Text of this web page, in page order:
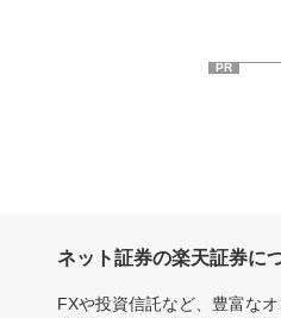
PR
ネット証券の楽天証券に
FXや投資信託など、豊富な